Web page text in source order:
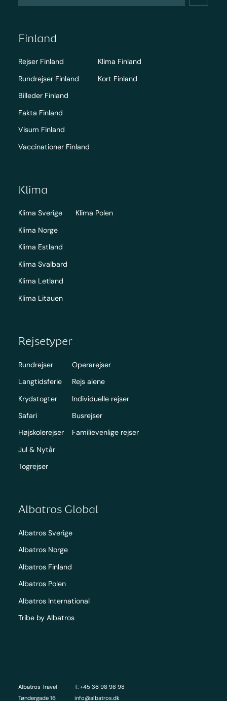
Finland
Rejser Finland
Rundrejser Finland
Billeder Finland
Fakta Finland
Visum Finland
Vaccinationer Finland
Klima Finland
Kort Finland
Klima
Klima Sverige
Klima Norge
Klima Estland
Klima Svalbard
Klima Letland
Klima Litauen
Klima Polen
Albatros Travel
Tøndergade 16
T: +45 36 98 98 98
info@albatros.dk
Rejsetyper
Rundrejser
Langtidsferie
Krydstogter
Safari
Højskolerejser
Jul & Nytår
Togrejser
Operarejser
Rejs alene
Individuelle rejser
Busrejser
Familievenlige rejser
Albatros Global
Albatros Sverige
Albatros Norge
Albatros Finland
Albatros Polen
Albatros International
Tribe by Albatros